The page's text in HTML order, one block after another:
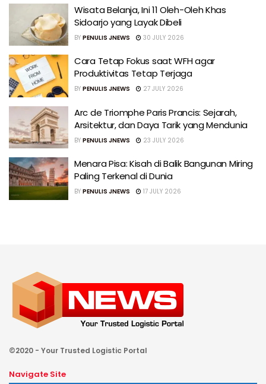
Wisata Belanja, Ini 11 Oleh-Oleh Khas
Sidoarjo yang Layak Dibeli
BY PENULIS JNEWS 30 JULY 2026
Cara Tetap Fokus saat WFH agar
Produktivitas Tetap Terjaga
BY PENULIS JNEWS 27 JULY 2026
Arc de Triomphe Paris Prancis: Sejarah,
Arsitektur, dan Daya Tarik yang Mendunia
BY PENULIS JNEWS 23 JULY 2026
Menara Pisa: Kisah di Balik Bangunan Miring
Paling Terkenal di Dunia
BY PENULIS JNEWS 17 JULY 2026
©2020 - Your Trusted Logistic Portal
Navigate Site